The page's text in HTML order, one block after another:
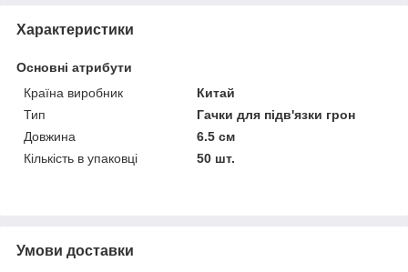
Характеристики
Основні атрибути
Країна виробник
Китай
Тип
Гачки для підв'язки грон
Довжина
6.5 см
Кількість в упаковці
50 шт.
Умови доставки